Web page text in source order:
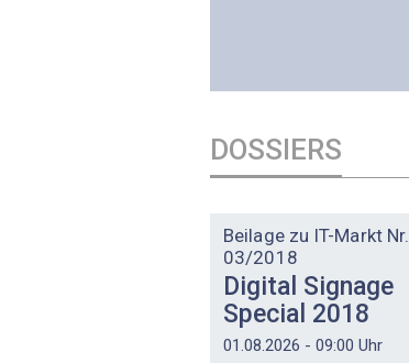
DOSSIERS
Beilage zu IT-Markt Nr.
03/2018
Digital Signage
Special 2018
01.08.2026 - 09:00 Uhr